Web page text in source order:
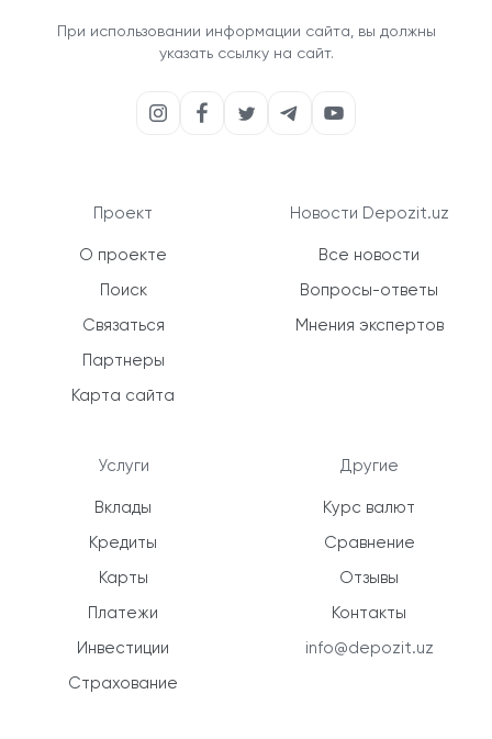
При использовании информации сайта, вы должны
указать ссылку на сайт.
Проект
О проекте
Поиск
Связаться
Партнеры
Карта сайта
Услуги
Вклады
Кредиты
Карты
Платежи
Инвестиции
Страхование
Новости Depozit.uz
Все новости
Вопросы-ответы
Мнения экспертов
Другие
Курс валют
Сравнение
Отзывы
Контакты
info@depozit.uz